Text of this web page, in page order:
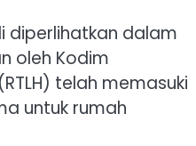
diperlihatkan dalam
oleh Kodim
telah memasuki
untuk rumah